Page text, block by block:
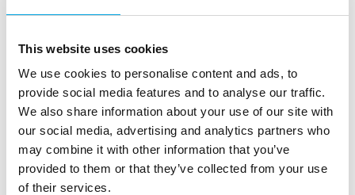
This website uses cookies
We use cookies to personalise content and ads, to
provide social media features and to analyse our traffic.
We also share information about your use of our site with
our social media, advertising and analytics partners who
may combine it with other information that you’ve
provided to them or that they’ve collected from your use
of their services.
Mini Loaf leivospelti
Tuotetunnus (SKU): 0075035 Tuotemerkki:DECORA
EAN: 8024622072575